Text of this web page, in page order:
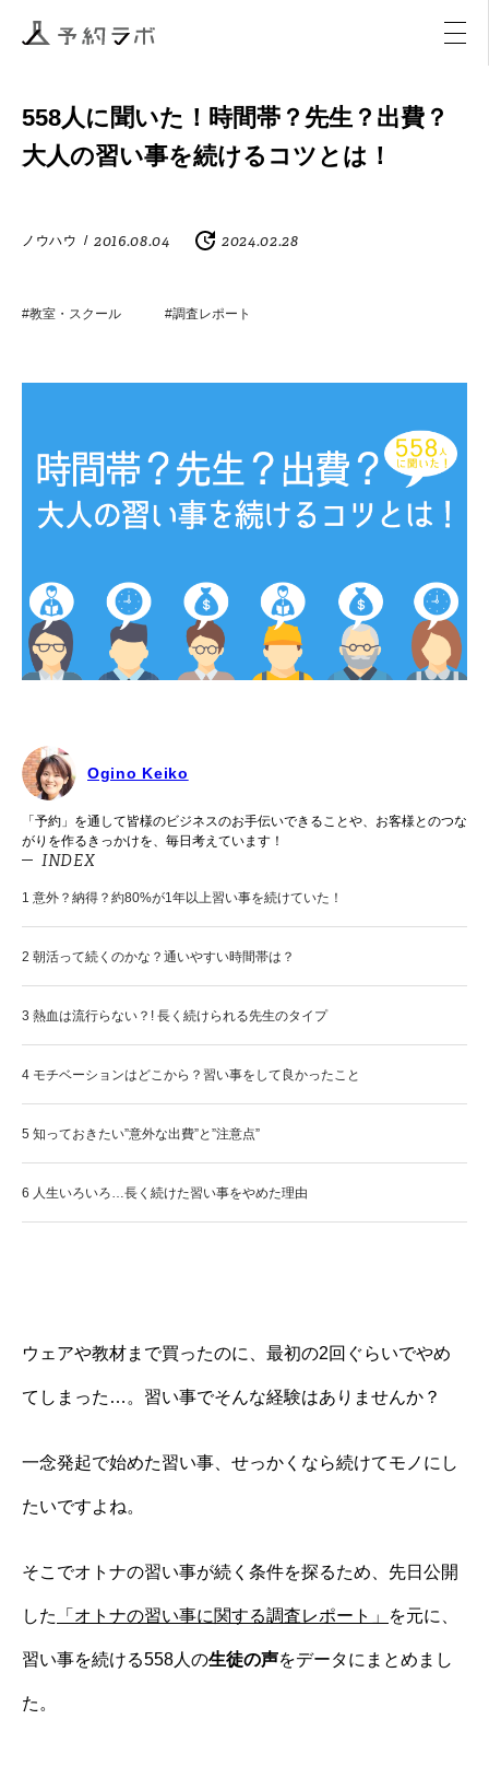
アクティビティ
558人に聞いた！時間帯？先生？出費？
大人の習い事を続けるコツとは！
ノウハウ / 2016.08.04 2024.02.28
#教室・スクール #調査レポート
Ogino Keiko
「予約」を通して皆様のビジネスのお手伝いできることや、お客様とのつな
がりを作るきっかけを、毎日考えています！
INDEX
1 意外？納得？約80%が1年以上習い事を続けていた！
2 朝活って続くのかな？通いやすい時間帯は？
3 熱血は流行らない？! 長く続けられる先生のタイプ
4 モチベーションはどこから？習い事をして良かったこと
5 知っておきたい”意外な出費”と”注意点”
6 人生いろいろ…長く続けた習い事をやめた理由
ウェアや教材まで買ったのに、最初の2回ぐらいでやめ
てしまった…。習い事でそんな経験はありませんか？
一念発起で始めた習い事、せっかくなら続けてモノにし
たいですよね。
そこでオトナの習い事が続く条件を探るため、 先日公開
した 「オトナの習い事に関する調査レポート」 を元に、
習い事を続ける558人の生徒の声をデータにまとめまし
た。